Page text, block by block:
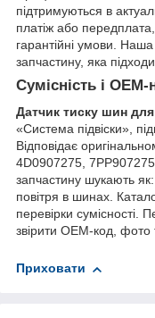
підтримуються в
платіж або
гарантійні умови.
запчастину, яка
Сумісність і
Датчик тиску шин
«Система підвіски»,
Відповідає
4D0907275,
запчастину шукають
повітря в шинах.
перевірки
звірити OEM-код, фото
Приховати